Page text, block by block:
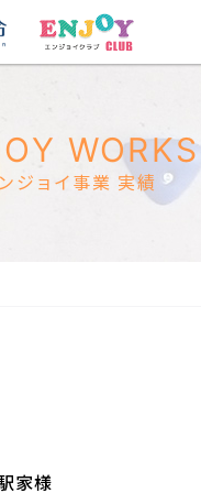
WORKS
ジョイ事業 実績
家様